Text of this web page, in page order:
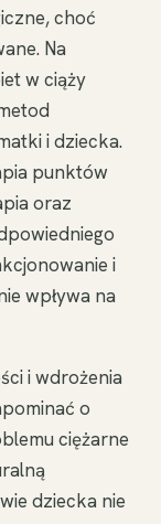
choć
Na
w ciąży
i dziecka.
punktów
oraz
i
wpływa na
i wdrożenia
o
ciężarne
dziecka nie